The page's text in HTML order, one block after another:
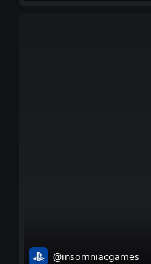
@insomniacgames